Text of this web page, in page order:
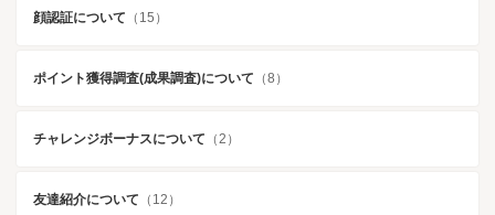
顔認証について （15）
ポイント獲得調査(成果調査)について （8）
チャレンジボーナスについて （2）
友達紹介について （12）